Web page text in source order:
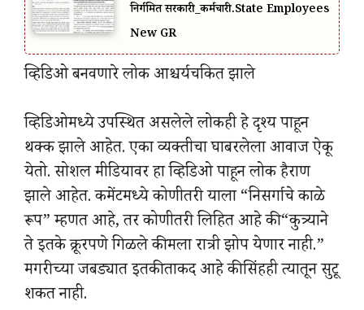
निर्गमित सरकारी_कर्मचारी.State Employees
New GR
व्हिडिओ बनवणारे लोक आश्चर्यचकित झाले
व्हिडिओमध्ये उपस्थित असलेले लोकही हे दृश्य पाहून
थक्क झाले आहेत. एका व्यक्तीचा घाबरलेला आवाज ऐकू
येतो. सोशल मीडियावर हा व्हिडिओ पाहून लोक हैराण
झाले आहेत. कमेंटमध्ये कोणीतरी याला “निसर्गाचे काळे
रूप” म्हणत आहे, तर कोणीतरी लिहित आहे की “कुत्र्याने
ते इतके क्रूरपणे गिळले की मला रात्री झोप येणार नाही.”
मगरीच्या जबड्यात इतकी ताकद आहे की सिंहही त्यातून सुटू
शकत नाही.